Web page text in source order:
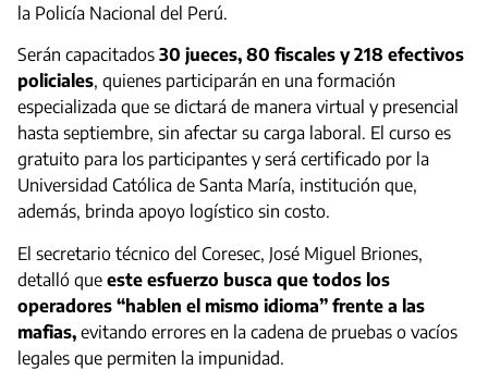
la Policía Nacional del Perú.
Serán capacitados 30 jueces, 80 fiscales y 218 efectivos
policiales, quienes participarán en una formación
especializada que se dictará de manera virtual y presencial
hasta septiembre, sin afectar su carga laboral. El curso es
gratuito para los participantes y será certificado por la
Universidad Católica de Santa María, institución que,
además, brinda apoyo logístico sin costo.
El secretario técnico del Coresec, José Miguel Briones,
detalló que este esfuerzo busca que todos los
operadores “hablen el mismo idioma” frente a las
mafias, evitando errores en la cadena de pruebas o vacíos
legales que permiten la impunidad.